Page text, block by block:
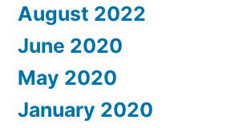
August 2022
June 2020
May 2020
January 2020